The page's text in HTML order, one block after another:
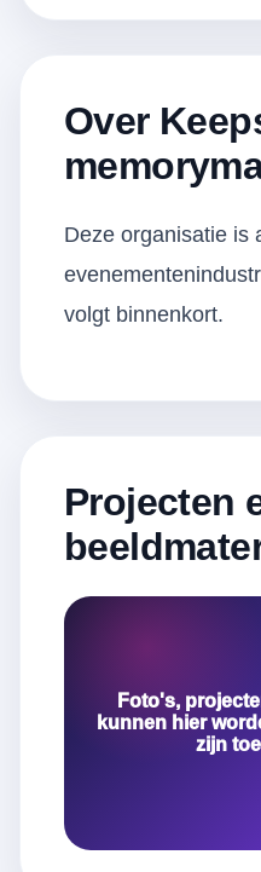
Over
Deze organisatie is
volgt binnenkort.
Projecten
Foto's,
kunnen hier
zijn